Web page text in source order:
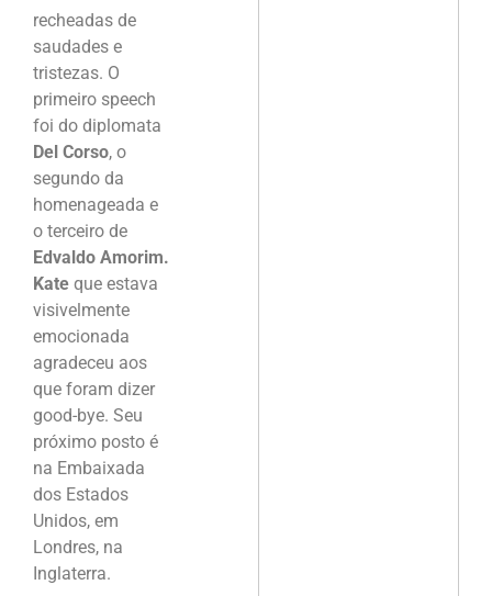
recheadas de
saudades e
tristezas. O
primeiro speech
foi do diplomata
Del Corso, o
segundo da
homenageada e
o terceiro de
Edvaldo Amorim.
Kate que estava
visivelmente
emocionada
agradeceu aos
que foram dizer
good-bye. Seu
próximo posto é
na Embaixada
dos Estados
Unidos, em
Londres, na
Inglaterra.